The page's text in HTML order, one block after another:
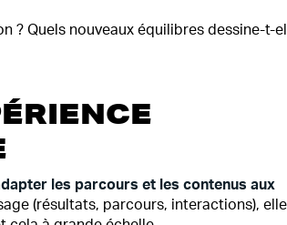
? Quels nouveaux équilibres dessine-t-
les parcours et les contenus aux
(résultats, parcours, interactions), elle